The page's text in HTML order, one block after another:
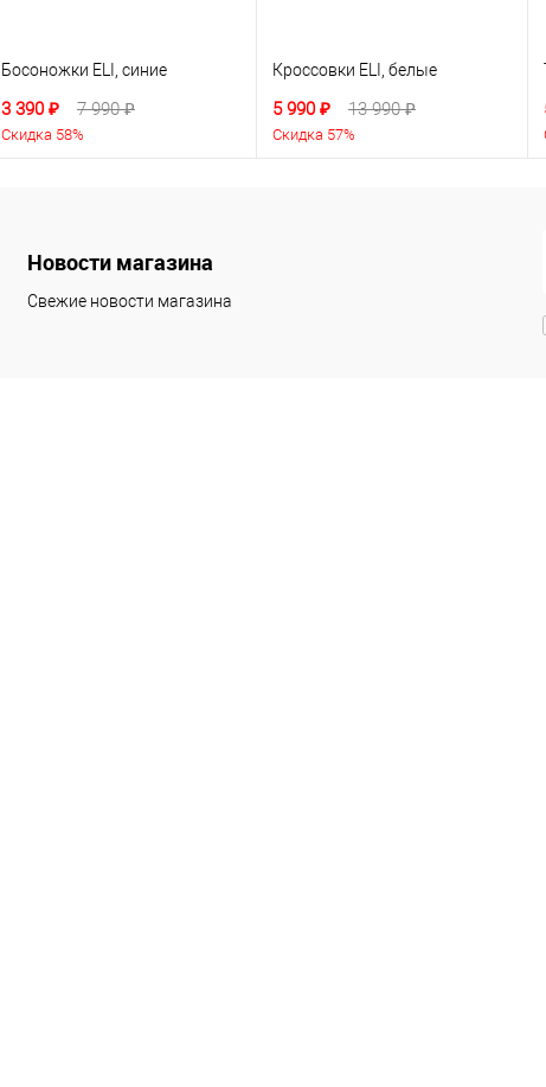
Босоножки ELI, синие
3 390 ₽ 7 990 ₽
Скидка 58%
Кроссовки ELI, белые
5 990 ₽ 13 990 ₽
Скидка 57%
Новости магазина
Свежие новости магазина